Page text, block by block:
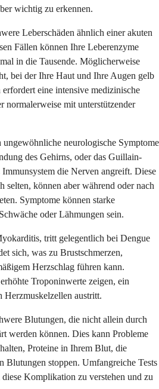
wichtig zu erkennen.
Leberschäden ähnlich einer akuten
Fällen können Ihre Leberenzyme
in die Tausende. Möglicherweise
bei der Ihre Haut und Ihre Augen gelb
eine intensive medizinische
normalerweise mit unterstützender
neurologische Symptome
des Gehirns, oder das Guillain-
die Nerven angreift. Diese
können aber während oder nach
Symptome können starke
oder Lähmungen sein.
tritt gelegentlich bei Dengue
sich, was zu Brustschmerzen,
Herzschlag führen kann.
Troponinwerte zeigen, ein
Herzmuskelzellen austritt.
Blutungen, die nicht allein durch
werden können. Dies kann Probleme
Proteine in Ihrem Blut, die
Blutungen stoppen. Umfangreiche Tests
Komplikation zu verstehen und zu